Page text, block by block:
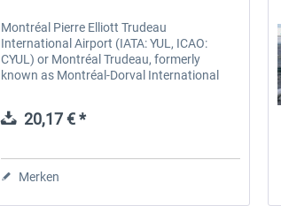
Montréal Pierre Elliott Trudeau
International Airport (IATA: YUL, ICAO:
CYUL) or Montréal Trudeau, formerly
known as Montréal-Dorval International
Montreal, Quebec, Canada, located on
the...20,17 € *
Merken